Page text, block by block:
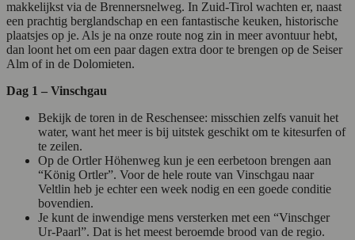
makkelijkst via de Brennersnelweg. In Zuid-Tirol wachten er, naast
een prachtig berglandschap en een fantastische keuken, historische
plaatsjes op je. Als je na onze route nog zin in meer avontuur hebt,
dan loont het om een paar dagen extra door te brengen op de Seiser
Alm of in de Dolomieten.
Dag 1 – Vinschgau
Bekijk de toren in de Reschensee: misschien zelfs vanuit het
water, want het meer is bij uitstek geschikt om te kitesurfen of
te zeilen.
Op de Ortler Höhenweg kun je een eerbetoon brengen aan
“König Ortler”. Voor de hele route van Vinschgau naar
Veltlin heb je echter een week nodig en een goede conditie
bovendien.
Je kunt de inwendige mens versterken met een “Vinschger
Ur-Paarl”. Dat is het meest beroemde brood van de regio.